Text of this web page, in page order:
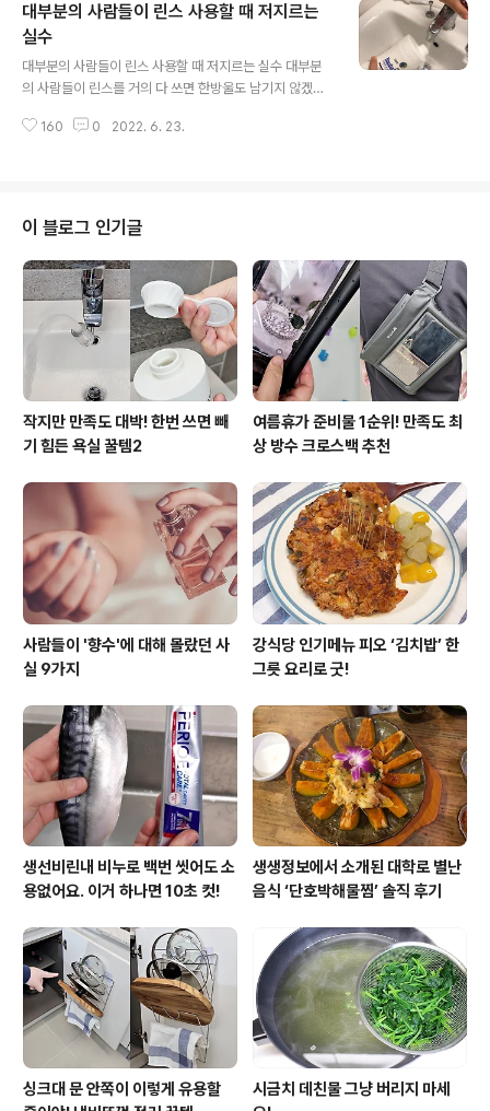
션이 쾌적하지 못하면 꿀잠을 이루지 못하기도 하는데요.
장마철 이불을 뽀송뽀송하게 관리하는 아주 간단한 방법이
있어요. 먼저 아침에 일어나면 약간의 게으름을 피워보세
요~ 일어나면 바로 침구를 정리하는 분들도 많은데요. 헝
클어진 상태로 어느 정도 방치하는게 이불 속 습기나 자면
서 배출된 땀과 분비물 등이 날아가는데 도움이 된답니다.
대부분의 사람들이 린스 사용할 때 저지르는
실수
대부분의 사람들이 린스 사용할 때 저지르는 실수 대부분
의 사람들이 린스를 거의 다 쓰면 한방울도 남기지 않겠다
러지 마세요! 린스가 바닥을 드러냈어요. 펌핑을 해도 깜깜
않다고 해요. 그럼 어떻게 해야할까요? 일단 남은 린스를
긁어모아서 분무기에 넣어주세요. 그다음 따뜻한 물을 붓
고 흔들면 청소할 때 세제로 쓸 수 있어요. 세면대나 수도꼭
지, 싱크대에 린스세제를 골고루 뿌리고 닦으면 물얼룩 제
거는 물론 방향제를 뿌려놓은 효과를 볼 수 있고요. 얼룩덜
룩하던 수도꼭지도 린스세제를 뿌리..
160 0 2022. 6. 23.
이 블로그 인기글
작지만 만족도 대박! 한번 쓰면 빼
기 힘든 욕실 꿀템2
여름휴가 준비물 1순위! 만족도 최
상 방수 크로스백 추천
사람들이 '향수'에 대해 몰랐던 사
실 9가지
강식당 인기메뉴 피오 ‘김치밥’ 한
그릇 요리로 굿!
생선비린내 비누로 백번 씻어도 소
용없어요. 이거 하나면 10초 컷!
생생정보에서 소개된 대학로 별난
음식 ‘단호박해물찜’ 솔직 후기
싱크대 문 안쪽이 이렇게 유용할
시금치 데친물 그냥 버리지 마세